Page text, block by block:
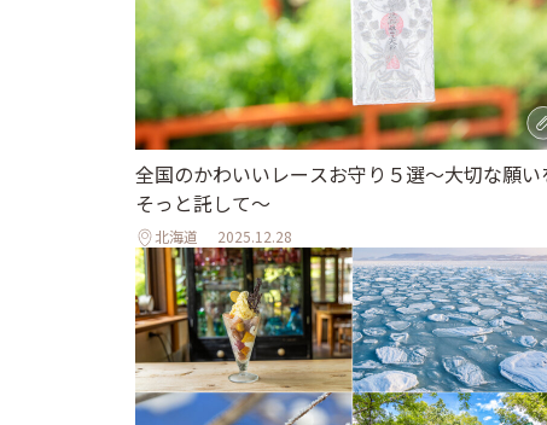
全国のかわいいレースお守り５選〜大切な願い
そっと託して〜
北海道 2025.12.28